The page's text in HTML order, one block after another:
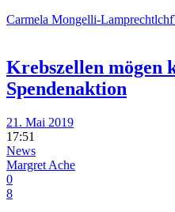
Carmela Mongelli-Lamprechtlchf
Krebszellen mögen
Spendenaktion
21. Mai 2019
17:51
News
Margret Ache
0
8